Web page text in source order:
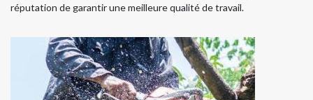
réputation de garantir une meilleure qualité de travail.